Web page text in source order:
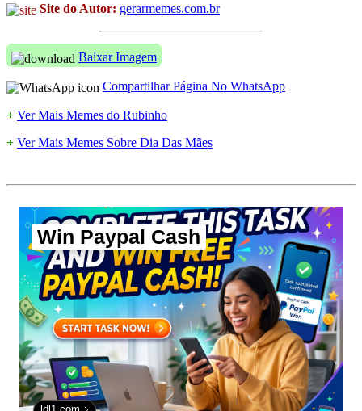
Site do Autor: gerarmemes.com.br
Baixar Imagem
Compartilhar Página No WhatsApp
+ Ver Mais Memes do Rubinho
+ Ver Mais Memes Sobre Dia Das Mães
Win Paypal Cash